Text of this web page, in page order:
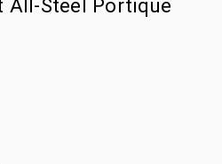
All-Steel Portique